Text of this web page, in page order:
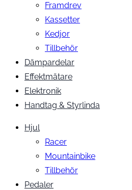
Framdrev
Kassetter
Kedjor
Tillbehör
Dämpardelar
Effektmätare
Elektronik
Handtag & Styrlinda
Hjul
Racer
Mountainbike
Tillbehör
Pedaler